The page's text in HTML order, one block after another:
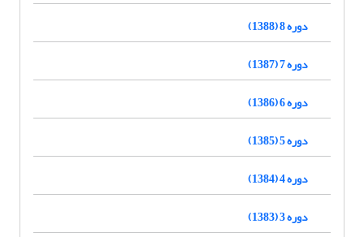
دوره 8 (1388)
دوره 7 (1387)
دوره 6 (1386)
دوره 5 (1385)
دوره 4 (1384)
دوره 3 (1383)